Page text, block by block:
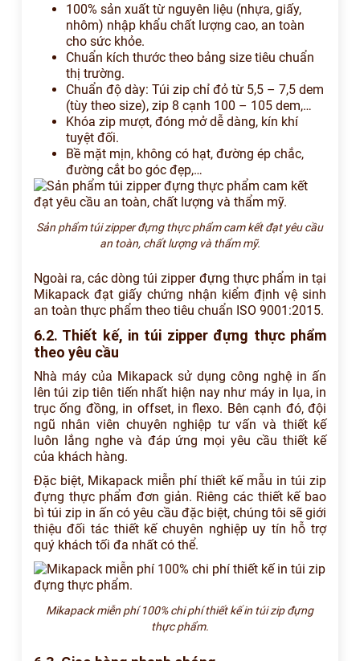
100% sản xuất từ nguyên liệu (nhựa, giấy,
nhôm) nhập khẩu chất lượng cao, an toàn
cho sức khỏe.
Chuẩn kích thước theo bảng size tiêu chuẩn
thị trường.
Chuẩn độ dày: Túi zip chỉ đỏ từ 5,5 – 7,5 dem
(tùy theo size), zip 8 cạnh 100 – 105 dem,…
Khóa zip mượt, đóng mở dễ dàng, kín khí
tuyệt đối.
Bề mặt mịn, không có hạt, đường ép chắc,
đường cắt bo góc đẹp,…
Sản phẩm túi zipper đựng thực phẩm cam kết đạt yêu cầu
an toàn, chất lượng và thẩm mỹ.
Ngoài ra, các dòng túi zipper đựng thực phẩm in tại
Mikapack đạt giấy chứng nhận kiểm định vệ sinh
an toàn thực phẩm theo tiêu chuẩn ISO 9001:2015.
6.2. Thiết kế, in túi zipper đựng thực phẩm
theo yêu cầu
Nhà máy của Mikapack sử dụng công nghệ in ấn
lên túi zip tiên tiến nhất hiện nay như máy in lụa, in
trục ống đồng, in offset, in flexo. Bên cạnh đó, đội
ngũ nhân viên chuyên nghiệp tư vấn và thiết kế
luôn lắng nghe và đáp ứng mọi yêu cầu thiết kế
của khách hàng.
Đặc biệt, Mikapack miễn phí thiết kế mẫu in túi zip
đựng thực phẩm đơn giản. Riêng các thiết kế bao
bì túi zip in ấn có yêu cầu đặc biệt, chúng tôi sẽ giới
thiệu đối tác thiết kế chuyên nghiệp uy tín hỗ trợ
quý khách tối đa nhất có thể.
Mikapack miễn phí 100% chi phí thiết kế in túi zip đựng
thực phẩm.